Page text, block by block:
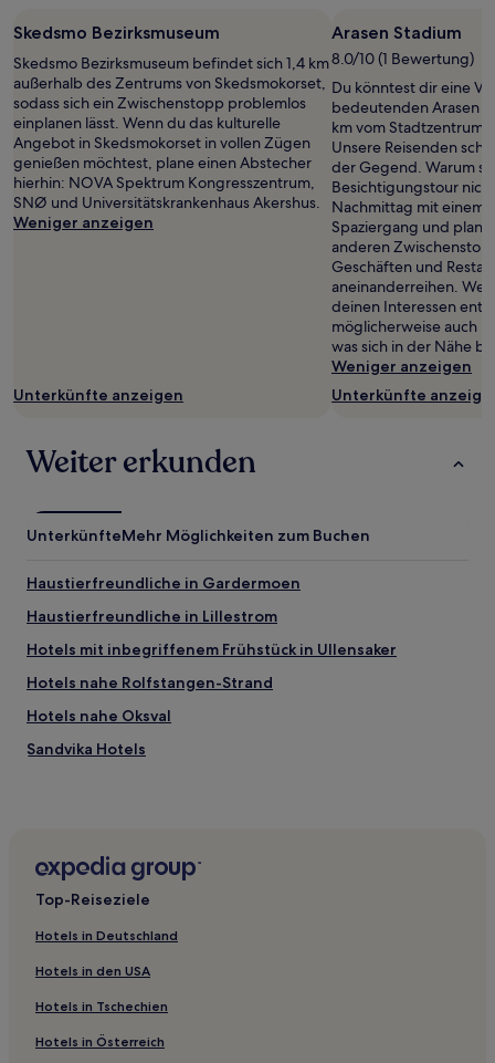
Skedsmo Bezirksmuseum
Skedsmo Bezirksmuseum befindet sich 1,4 km
außerhalb des Zentrums von Skedsmokorset,
sodass sich ein Zwischenstopp problemlos
einplanen lässt. Wenn du das kulturelle
Angebot in Skedsmokorset in vollen Zügen
genießen möchtest, plane einen Abstecher
hierhin: NOVA Spektrum Kongresszentrum,
SNØ und Universitätskrankenhaus Akershus.
Weniger anzeigen
Unterkünfte anzeigen
Arasen Stadium
8.0/10 (1 Bewertung)
Du könntest dir eine
bedeutenden Arasen
km vom Stadtzentrum
Unsere Reisenden
der Gegend. Warum
Besichtigungstour
Nachmittag mit einem
Spaziergang und
anderen
Geschäften und
aneinanderreihen.
deinen Interessen
möglicherweise auch
was sich in der Nähe
Weniger anzeigen
Unterkünfte
Weiter erkunden
UnterkünfteMehr Möglichkeiten zum Buchen
Haustierfreundliche in Gardermoen
Haustierfreundliche in Lillestrom
Hotels mit inbegriffenem Frühstück in Ullensaker
Hotels nahe Rolfstangen-Strand
Hotels nahe Oksval
Sandvika Hotels
Hotels nahe Unity Arena
Hotels nahe Bahnhof Aš
Hotels nahe Son Marina
Hotels nahe Gardermoen
Hotels nahe Bahnhof Lørenskog
Hotels nahe Sandvika Storsenter
Top-Reiseziele
Hotels in Deutschland
Hotels in den USA
Hotels in Tschechien
Hotels in Österreich